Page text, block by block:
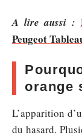
A lire aussi :
Peugeot
orange
L’apparition
du hasard.